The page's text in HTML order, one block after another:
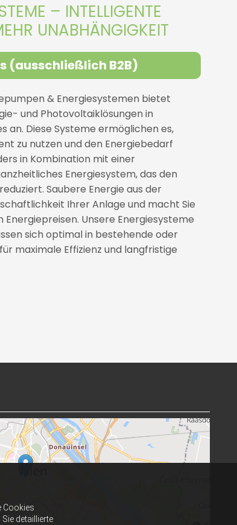
Cookies
detaillierte
– INTELLIGENTE
UNABHÄNGIGKEIT
(ausschließlich B2B)
& Energiesystemen bietet
und Photovoltaiklösungen in
an. Diese Systeme ermöglichen es,
zu nutzen und den Energiebedarf
in Kombination mit einer
Energiesystem, das den
Saubere Energie aus der
Ihrer Anlage und macht Sie
Unsere Energiesysteme
sich optimal in bestehende oder
maximale Effizienz und langfristige